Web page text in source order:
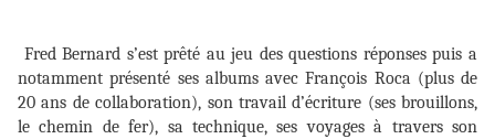
Fred Bernard s’est prêté au jeu des questions réponses puis a
notamment présenté ses albums avec François Roca (plus de
20 ans de collaboration), son travail d’écriture (ses brouillons,
le chemin de fer), sa technique, ses voyages à travers son